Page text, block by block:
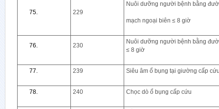
229
Nuôi dưỡng người bệnh bằng
mạch ngoại biên ≤ 8 giờ
230
Nuôi dưỡng người bệnh bằng
≤ 8 giờ
239 Siêu âm ổ bụng tại giường cấp
240 Chọc dò ổ bụng cấp cứu